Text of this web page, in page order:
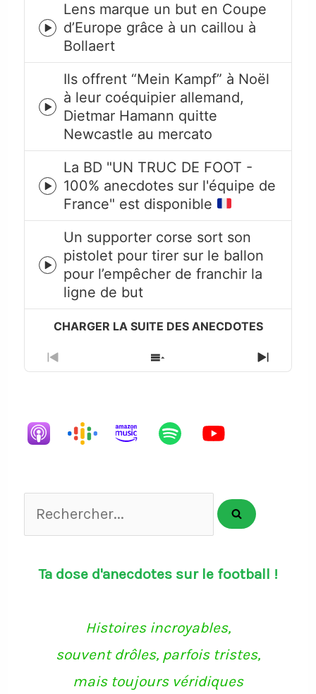
Episode
play
icon
Lens marque un but en Coupe
d’Europe grâce à un caillou à
Bollaert
Episode
play
icon
Ils offrent “Mein Kampf” à Noël
à leur coéquipier allemand,
Dietmar Hamann quitte
Newcastle au mercato
Episode
play
icon
La BD "UN TRUC DE FOOT -
100% anecdotes sur l'équipe de
France" est disponible
Episode
play
icon
Un supporter corse sort son
pistolet pour tirer sur le ballon
pour l’empêcher de franchir la
ligne de but
Previous
Episode
Show
Episodes
Next
Episode
Rechercher...
Ta dose d'anecdotes sur le football !
Histoires incroyables,
souvent drôles, parfois tristes,
mais toujours véridiques